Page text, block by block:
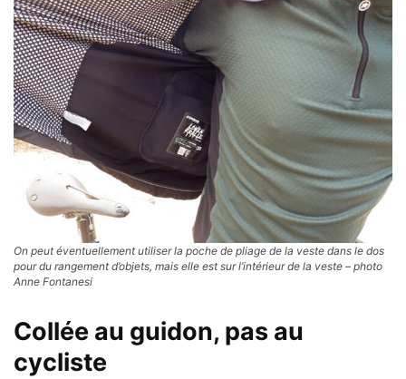
On peut éventuellement utiliser la poche de pliage de la veste dans le dos
pour du rangement d’objets, mais elle est sur l’intérieur de la veste – photo
Anne Fontanesi
Collée au guidon, pas au
cycliste